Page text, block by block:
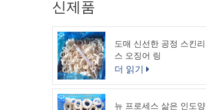
신제품
도매 신선한 공정 스킨리
스 오징어 링
더 읽기
뉴 프로세스 삶은 인도양